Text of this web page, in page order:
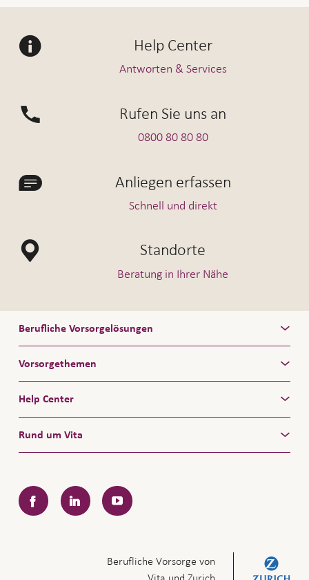
Help Center
Antworten & Services
Rufen Sie uns an
0800 80 80 80
Anliegen erfassen
Schnell und direkt
Standorte
Beratung in Ihrer Nähe
Berufliche Vorsorgelösungen
Vorsorgethemen
Help Center
Rund um Vita
FacebookLinkedInYouTube
Berufliche Vorsorge von
Vita und Zurich